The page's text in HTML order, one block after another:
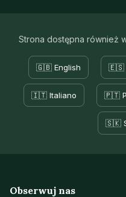
Strona dostępna również
🇬🇧 English 🇪🇸
🇮🇹 Italiano 🇵🇹
🇸🇰
Obserwuj nas